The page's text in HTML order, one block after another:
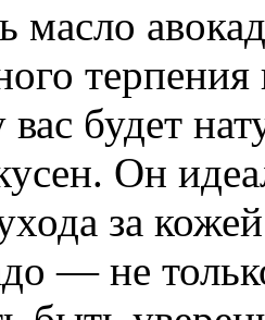
масло
вас будет
Он
за
— не